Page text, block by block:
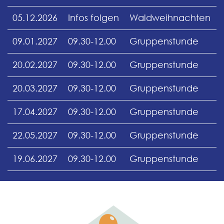
05.12.2026 Infos folgen Waldweihnachten
09.01.2027 09.30-12.00 Gruppenstunde
20.02.2027 09.30-12.00 Gruppenstunde
20.03.2027 09.30-12.00 Gruppenstunde
17.04.2027 09.30-12.00 Gruppenstunde
22.05.2027 09.30-12.00 Gruppenstunde
19.06.2027 09.30-12.00 Gruppenstunde